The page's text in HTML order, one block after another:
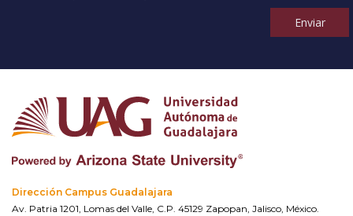
Enviar
Dirección Campus Guadalajara
Av. Patria 1201, Lomas del Valle, C.P. 45129 Zapopan, Jalisco, México.